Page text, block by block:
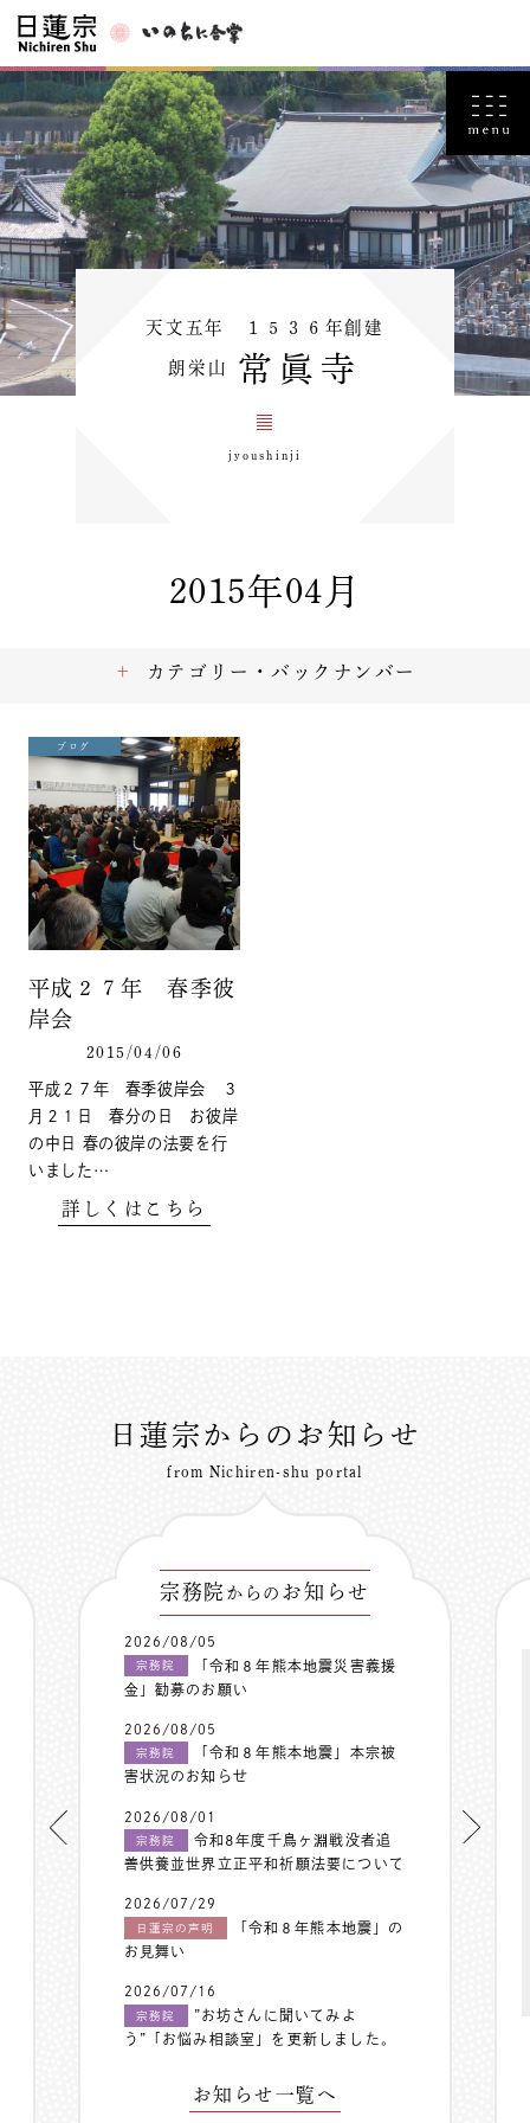
天文五年 １５３６年創建
朗栄山 常眞寺
jyoushinji
2015年04月
ブログ
平成２７年 春季彼
岸会
2015/04/06
平成２７年 春季彼岸会 ３
月２１日 春分の日 お彼岸
の中日 春の彼岸の法要を行
いました…
詳しくはこちら
カテゴリー・バックナンバー
日蓮宗からのお知らせ
from Nichiren-shu portal
宗務院 からの お知らせ
2026/08/05
宗務院
「令和８年熊本地震災害義援
金」勧募のお願い
2026/08/05
宗務院
「令和８年熊本地震」本宗被
害状況のお知らせ
2026/08/01
宗務院
令和8年度千鳥ヶ淵戦没者追
善供養並世界立正平和祈願法要について
2026/07/29
日蓮宗の声明
「令和８年熊本地震」の
お見舞い
2026/07/16
宗務院
”お坊さんに聞いてみよ
う”「お悩み相談室」を更新しました。
お知らせ一覧へ